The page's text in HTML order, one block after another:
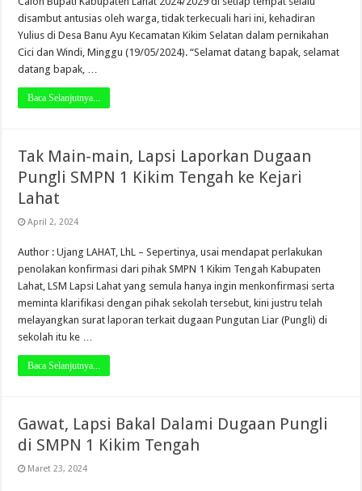
disambut antusias oleh warga, tidak terkecuali hari ini, kehadiran
Yulius di Desa Banu Ayu Kecamatan Kikim Selatan dalam pernikahan
Cici dan Windi, Minggu (19/05/2024). “Selamat datang bapak, selamat
datang bapak, …
Baca Selanjutnya...
Tak Main-main, Lapsi Laporkan Dugaan
Pungli SMPN 1 Kikim Tengah ke Kejari
Lahat
April 2, 2024
Author : Ujang LAHAT, LhL – Sepertinya, usai mendapat perlakukan
penolakan konfirmasi dari pihak SMPN 1 Kikim Tengah Kabupaten
Lahat, LSM Lapsi Lahat yang semula hanya ingin menkonfirmasi serta
meminta klarifikasi dengan pihak sekolah tersebut, kini justru telah
melayangkan surat laporan terkait dugaan Pungutan Liar (Pungli) di
sekolah itu ke …
Baca Selanjutnya...
Gawat, Lapsi Bakal Dalami Dugaan Pungli
di SMPN 1 Kikim Tengah
Maret 23, 2024